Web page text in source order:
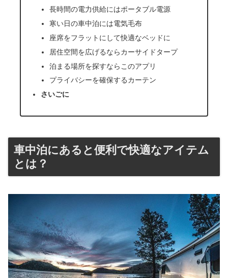
長時間の電力供給にはポータブル電源
寒い日の車中泊には電気毛布
座席をフラットにして快適なベッドに
居住空間を広げるならカーサイドタープ
泊まる場所を探すならこのアプリ
プライバシーを確保するカーテン
さいごに
車中泊にあると便利で快適なアイテム
とは？